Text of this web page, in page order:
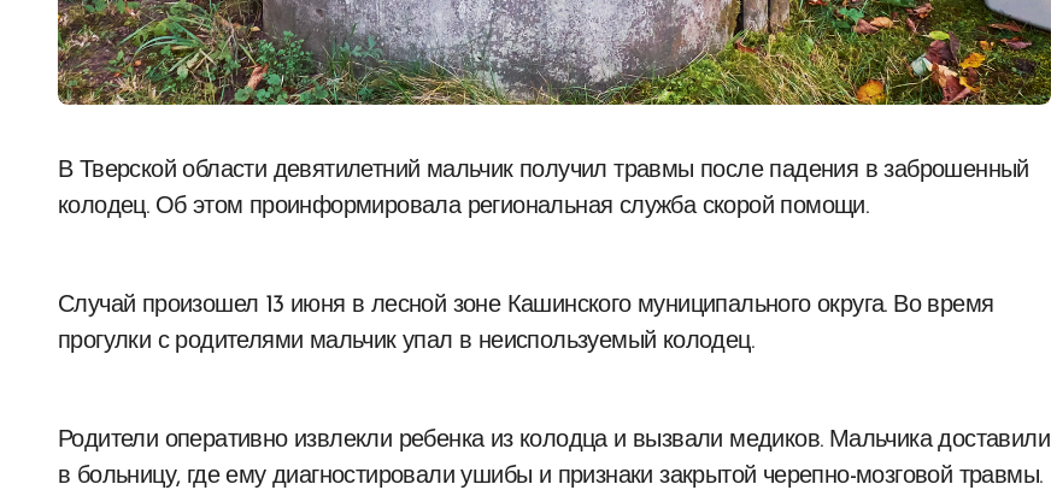
В Тверской области девятилетний мальчик получил травмы после падения в заброшенный
колодец. Об этом проинформировала региональная служба скорой помощи.
Случай произошел 13 июня в лесной зоне Кашинского муниципального округа. Во время
прогулки с родителями мальчик упал в неиспользуемый колодец.
Родители оперативно извлекли ребенка из колодца и вызвали медиков. Мальчика доставили
в больницу, где ему диагностировали ушибы и признаки закрытой черепно-мозговой травмы.